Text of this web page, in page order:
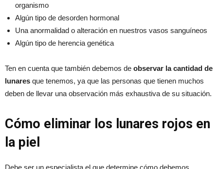
organismo
Algún tipo de desorden hormonal
Una anormalidad o alteración en nuestros vasos sanguíneos
Algún tipo de herencia genética
Ten en cuenta que también debemos de observar la cantidad de
lunares que tenemos, ya que las personas que tienen muchos
deben de llevar una observación más exhaustiva de su situación.
Cómo eliminar los lunares rojos en
la piel
Debe ser un especialista el que determine cómo debemos